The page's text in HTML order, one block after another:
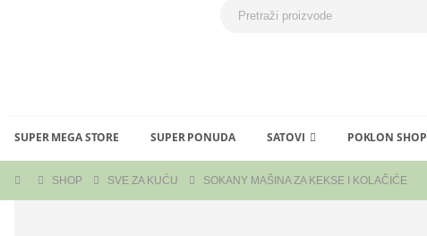
SUPER MEGA STORE SUPER PONUDA SATOVI POKLON SHOP
SHOP SVE ZA KUĆU SOKANY MAŠINA ZA KEKSE I KOLAČIĆE